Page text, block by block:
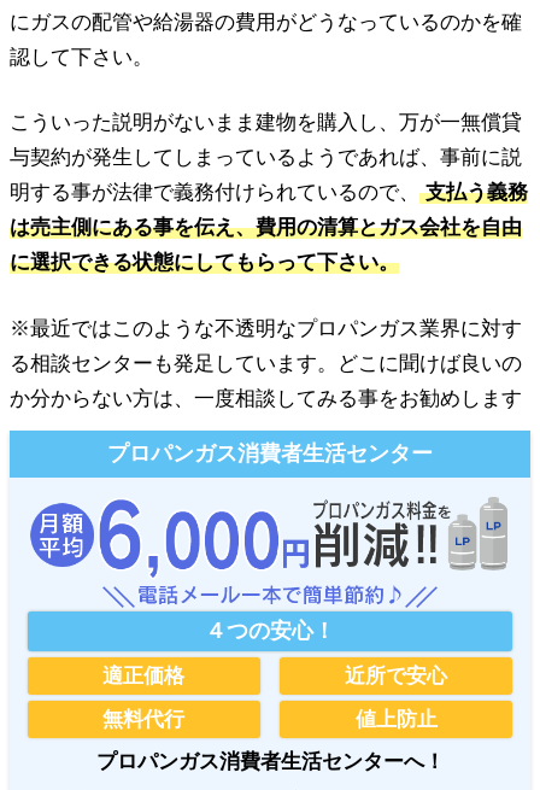
にガスの配管や給湯器の費用がどうなっているのかを確
認して下さい。
こういった説明がないまま建物を購入し、万が一無償貸
与契約が発生してしまっているようであれば、事前に説
明する事が法律で義務付けられているので、 支払う義務
は売主側にある事を伝え、費用の清算とガス会社を自由
に選択できる状態にしてもらって下さい。
※最近ではこのような不透明なプロパンガス業界に対す
る相談センターも発足しています。どこに聞けば良いの
か分からない方は、一度相談してみる事をお勧めします
プロパンガス消費者生活センター
４つの安心！
適正価格
近所で安心
無料代行
値上防止
プロパンガス消費者生活センターへ！